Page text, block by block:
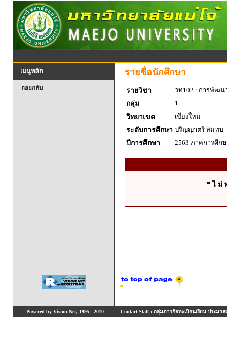
เมนูหลัก
ถอยกลับ
รายชื่อนักศึกษา
รายวิชา
วท102 : การพัฒน
กลุ่ม
1
วิทยาเขต
เชียงใหม่
ระดับการศึกษา ปริญญาตรี สมทบ
ปีการศึกษา
2563 ภาคการศึก
* ไ ม่
Powered by Vision Net, 1995 - 2010 Contact Staff : กลุ่มภารกิจทะเบียนเรียน ประมวล